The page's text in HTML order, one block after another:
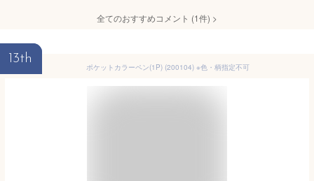
全てのおすすめコメント (1件) >
13th
ポケットカラーペン(1P) (200104) ※色・柄指定不可